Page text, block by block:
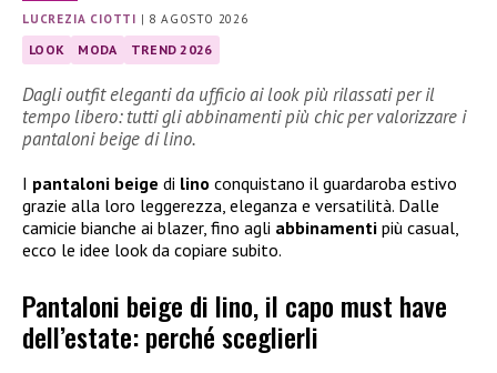
LUCREZIA CIOTTI | 8 AGOSTO 2026
LOOK MODA TREND 2026
Dagli outfit eleganti da ufficio ai look più rilassati per il
tempo libero: tutti gli abbinamenti più chic per valorizzare i
pantaloni beige di lino.
I pantaloni beige di lino conquistano il guardaroba estivo
grazie alla loro leggerezza, eleganza e versatilità. Dalle
camicie bianche ai blazer, fino agli abbinamenti più casual,
ecco le idee look da copiare subito.
Pantaloni beige di lino, il capo must have
dell’estate: perché sceglierli